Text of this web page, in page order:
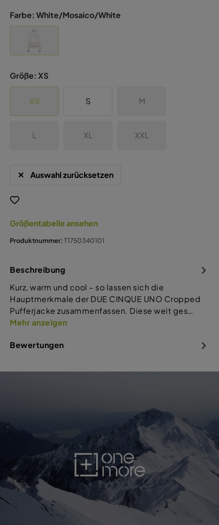
Farbe: White/Mosaico/White
Größe: XS
XS S M
L XL XXL
Auswahl zurücksetzen
Größentabelle ansehen
Produktnummer:T1750340101
Beschreibung
Kurz, warm und cool – so lassen sich die
Hauptmerkmale der DUE CINQUE UNO Cropped
Pufferjacke zusammenfassen. Diese weit ges…
Mehr anzeigen
Bewertungen